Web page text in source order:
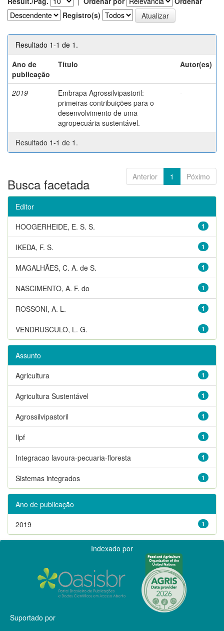
Registro(s)
Resultado 1-1 de 1.
Ano de
publicação
Título Autor(es)
2019
Embrapa Agrossilvipastoril:
primeiras contribuições para o
desenvolvimento de uma
agropecuária sustentável.
-
Resultado 1-1 de 1.
Anterior 1 Póximo
Busca facetada
Editor
1
HOOGERHEIDE, E. S. S.
1
IKEDA, F. S.
1
MAGALHÃES, C. A. de S.
1
NASCIMENTO, A. F. do
1
ROSSONI, A. L.
1
VENDRUSCULO, L. G.
Assunto
1
Agricultura
1
Agricultura Sustentável
1
Agrossilvipastoril
1
Ilpf
1
Integracao lavoura-pecuaria-floresta
1
Sistemas integrados
Ano de publicação
1
2019
Indexado por
Suportado por